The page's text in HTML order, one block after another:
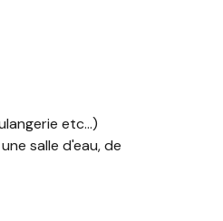
etc...)
salle d'eau, de